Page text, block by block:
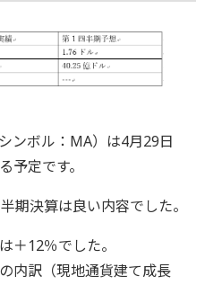
ンボル：MA）は4月29日
予定です。
期決算は良い内容でした。
＋12％でした。
内訳（現地通貨建て成長